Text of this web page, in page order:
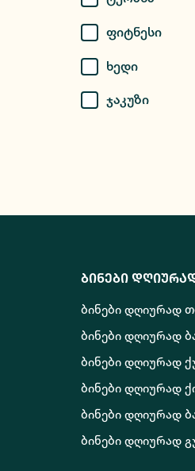
Ფიტნესი
Ხედი
Ჯაკუზი
ბინები
ბინები დღიურად
ბინები დღიურად
ბინები დღიურად
ბინები დღიურად
ბინები დღიურად
ბინები დღიურად